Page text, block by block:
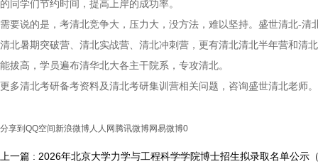
的同学们节约时间，提高上岸的成功率。
需要说的是，考清北竞争大，压力大，没方法，难以坚持。盛世清北-
清北暑期突破营、清北实战营、清北冲刺营，更有清北清北半年营和清
能拔高，学员遍布清华北大各主干院系，专攻清北。
更多清北考研备考资料及清北考研集训营相关问题，咨询盛世清北老师。
分享到 QQ空间 新浪微博人人网 腾讯微博网易微博0
上一篇 : 2026年北京大学力学与工程科学学院博士招生拟录取名单公示